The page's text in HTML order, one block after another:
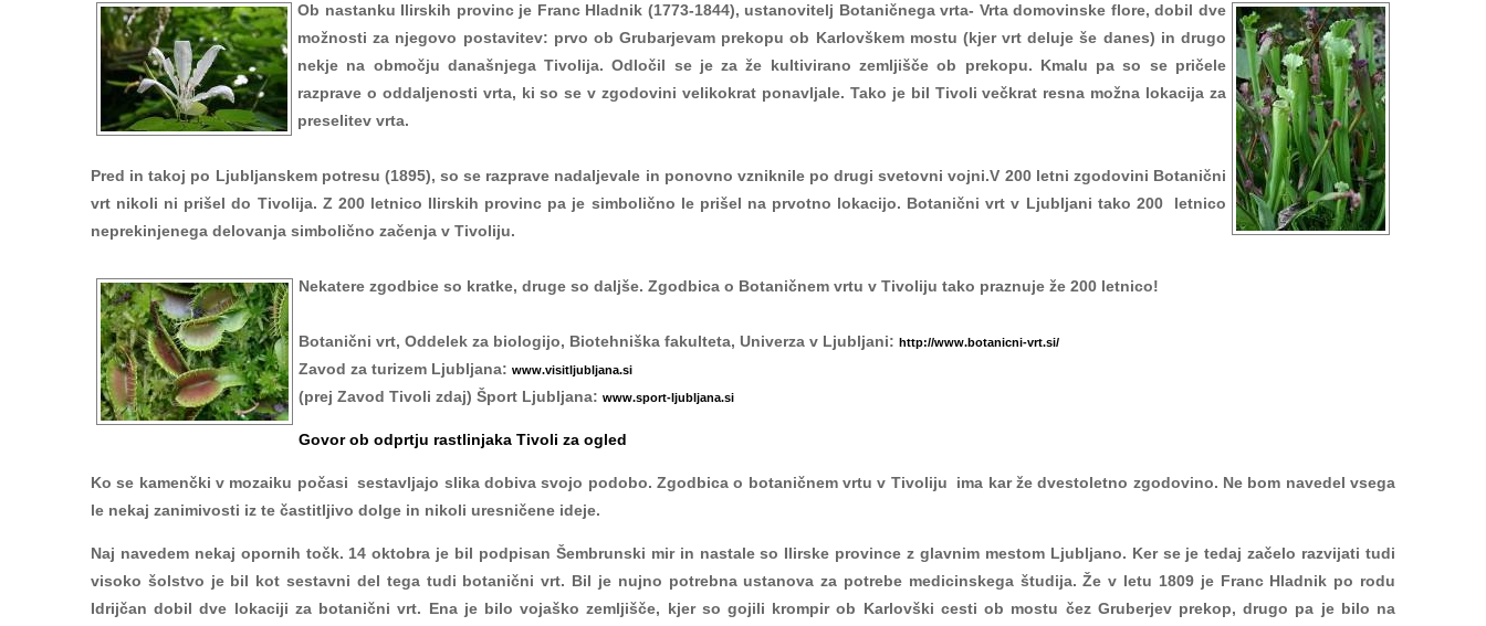
Ob nastanku Ilirskih provinc je Franc Hladnik (1773-1844), ustanovitelj Botaničnega vrta- Vrta domovinske flore, dobil dve
možnosti za njegovo postavitev: prvo ob Grubarjevam prekopu ob Karlovškem mostu (kjer vrt deluje še danes) in drugo
nekje na območju današnjega Tivolija. Odločil se je za že kultivirano zemljišče ob prekopu. Kmalu pa so se pričele
razprave o oddaljenosti vrta, ki so se v zgodovini velikokrat ponavljale. Tako je bil Tivoli večkrat resna možna lokacija za
preselitev vrta.
Pred in takoj po Ljubljanskem potresu (1895), so se razprave nadaljevale in ponovno vzniknile po drugi svetovni vojni.V 200 letni zgodovini Botanični
vrt nikoli ni prišel do Tivolija. Z 200 letnico Ilirskih provinc pa je simbolično le prišel na prvotno lokacijo. Botanični vrt v Ljubljani tako 200 letnico
neprekinjenega delovanja simbolično začenja v Tivoliju.
Nekatere zgodbice so kratke, druge so daljše. Zgodbica o Botaničnem vrtu v Tivoliju tako praznuje že 200 letnico!
Botanični vrt, Oddelek za biologijo, Biotehniška fakulteta, Univerza v Ljubljani: http://www.botanicni-vrt.si/
Zavod za turizem Ljubljana: www.visitljubljana.si
(prej Zavod Tivoli zdaj) Šport Ljubljana: www.sport-ljubljana.si
Govor ob odprtju rastlinjaka Tivoli za ogled
Ko se kamenčki v mozaiku počasi sestavljajo slika dobiva svojo podobo. Zgodbica o botaničnem vrtu v Tivoliju ima kar že dvestoletno zgodovino. Ne bom navedel vsega
le nekaj zanimivosti iz te častitljivo dolge in nikoli uresničene ideje.
Naj navedem nekaj opornih točk. 14 oktobra je bil podpisan Šembrunski mir in nastale so Ilirske province z glavnim mestom Ljubljano. Ker se je tedaj začelo razvijati tudi
visoko šolstvo je bil kot sestavni del tega tudi botanični vrt. Bil je nujno potrebna ustanova za potrebe medicinskega študija. Že v letu 1809 je Franc Hladnik po rodu
Idrijčan dobil dve lokaciji za botanični vrt. Ena je bilo vojaško zemljišče, kjer so gojili krompir ob Karlovški cesti ob mostu čez Gruberjev prekop, drugo pa je bilo na